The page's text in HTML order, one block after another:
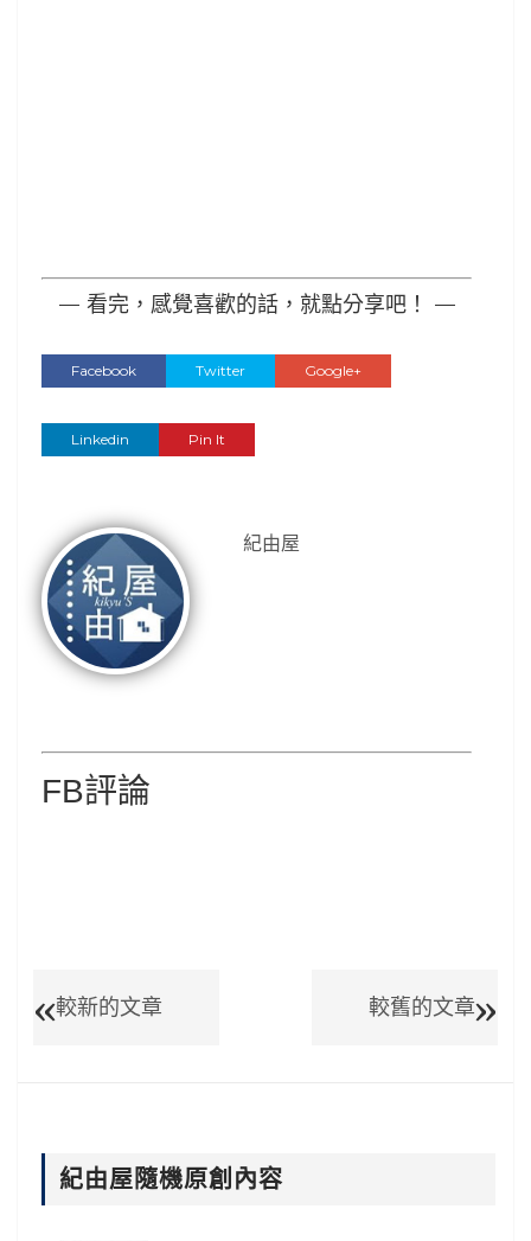
— 看完，感覺喜歡的話，就點分享吧！ —
Facebook Twitter Google+
Linkedin Pin It
紀由屋
FB評論
較新的文章 較舊的文章
紀由屋隨機原創內容